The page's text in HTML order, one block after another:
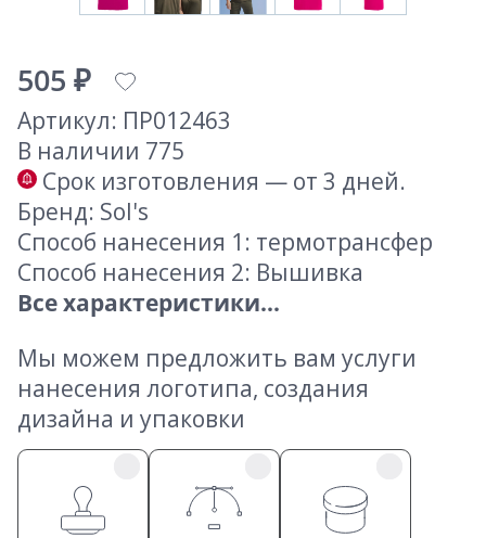
505 ₽
Артикул: ПР012463
В наличии 775
Срок изготовления — от 3 дней.
Бренд: Sol's
Способ нанесения 1: термотрансфер
Способ нанесения 2: Вышивка
Все характеристики...
Мы можем предложить вам услуги
нанесения логотипа, создания
дизайна и упаковки